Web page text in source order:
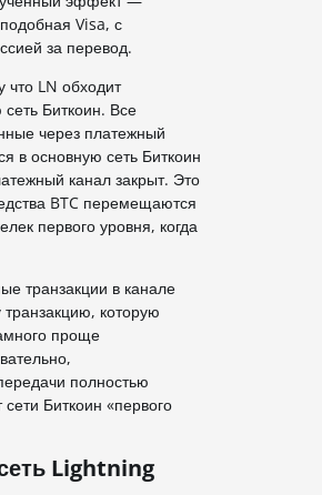
Visa, с
за перевод.
что LN обходит
Биткоин. Все
через платежный
в основную сеть Биткоин
канал закрыт. Это
BTC перемещаются
первого уровня, когда
транзакции в канале
которую
проще
полностью
Биткоин «первого
Lightning